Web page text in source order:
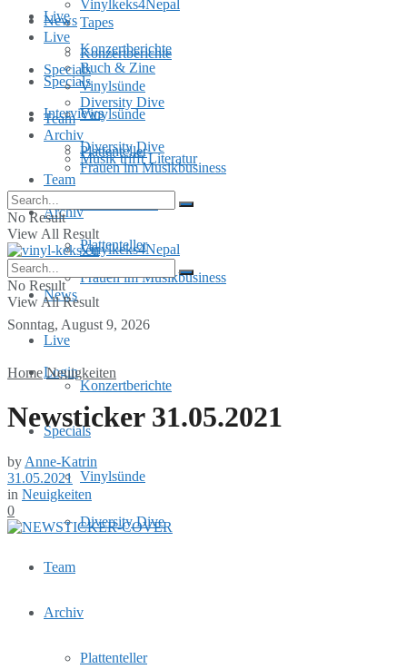
Live
Konzertberichte
Specials
Vinylsünde
Diversity Dive
Team
Archiv
Plattenteller
Frauen im Musikbusiness
Sonntag, August 9, 2026
Login
Tapes
Buch & Zine
Interviews
Musik trifft Literatur
Vinylkeks4Nepal
News
Live
Konzertberichte
Specials
Vinylsünde
Diversity Dive
Team
Archiv
Plattenteller
Vinylkeks4Nepal
News
Live
Konzertberichte
Specials
Vinylsünde
Diversity Dive
Team
Archiv
Plattenteller
Frauen im Musikbusiness
No Result
View All Result
No Result
View All Result
Home Neuigkeiten
Newsticker 31.05.2021
by Anne-Katrin
31.05.2021
in Neuigkeiten
0